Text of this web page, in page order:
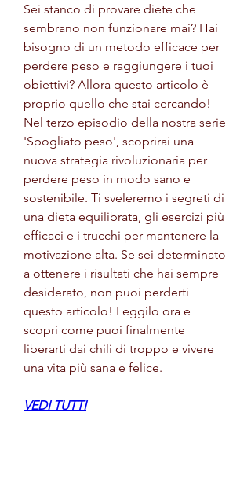
Sei stanco di provare diete che
sembrano non funzionare mai? Hai
bisogno di un metodo efficace per
perdere peso e raggiungere i tuoi
obiettivi? Allora questo articolo è
proprio quello che stai cercando!
Nel terzo episodio della nostra serie
'Spogliato peso', scoprirai una
nuova strategia rivoluzionaria per
perdere peso in modo sano e
sostenibile. Ti sveleremo i segreti di
una dieta equilibrata, gli esercizi più
efficaci e i trucchi per mantenere la
motivazione alta. Se sei determinato
a ottenere i risultati che hai sempre
desiderato, non puoi perderti
questo articolo! Leggilo ora e
scopri come puoi finalmente
liberarti dai chili di troppo e vivere
una vita più sana e felice.
VEDI TUTTI